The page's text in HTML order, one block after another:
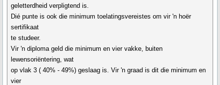
geletterdheid verpligtend is.
Dié punte is ook die minimum toelatingsvereistes om vir 'n hoër
sertifikaat
te studeer.
Vir 'n diploma geld die minimum en vier vakke, buiten
lewensoriëntering, wat
op vlak 3 ( 40% - 49%) geslaag is. Vir 'n graad is dit die minimum en
vier